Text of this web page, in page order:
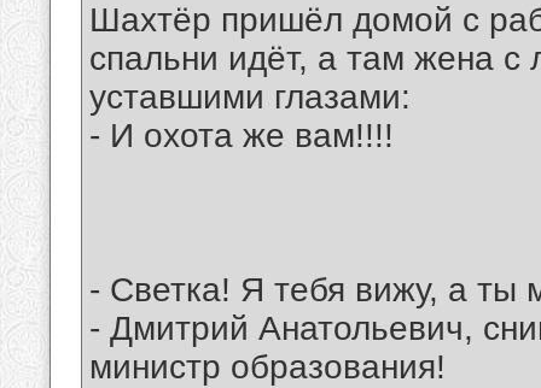
Шахтёр пришёл домой с
спальни идёт, а там жена
уставшими глазами:
- И охота же вам!!!!
- Светка! Я тебя вижу, а ты
- Дмитрий Анатольевич,
министр образования!